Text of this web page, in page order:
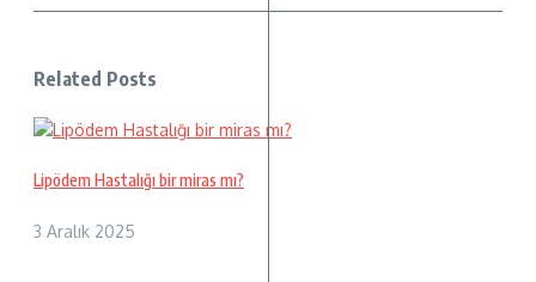
Related Posts
Lipödem Hastalığı bir miras mı?
3 Aralık 2025